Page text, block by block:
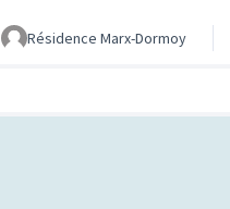
Résidence Marx-Dormoy